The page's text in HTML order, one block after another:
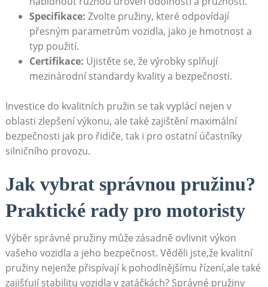
Specifikace: Zvolte pružiny, které ⁤odpovídají
přesným ‍parametrům vozidla, jako je hmotnost ‌a
typ použití.
Certifikace: Ujistěte ‍se, ​že výrobky splňují
⁤mezinárodní standardy kvality ​a bezpečnosti.
Investice do kvalitních⁣ pružin ‍se⁣ tak vyplácí nejen v
oblasti zlepšení výkonu, ale také​ zajištění maximální⁢
bezpečnosti​ jak pro řidiče, tak ‌i​ pro ostatní⁢ účastníky
silničního⁢ provozu.
Jak vybrat‌ správnou⁣ pružinu?
Praktické rady⁢ pro motoristy
Výběr⁢ správné ⁢pružiny může zásadně ‍ovlivnit výkon
vašeho vozidla a jeho‍ bezpečnost. ⁢Věděli jste,že kvalitní
pružiny nejenže⁢ přispívají k pohodlnějšímu řízení,ale také
⁤zajišťují stabilitu vozidla v zatáčkách? ‍Správné pružiny